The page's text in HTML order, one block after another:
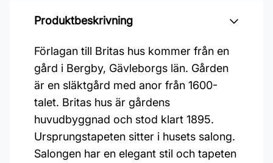
Produktbeskrivning
Förlagan till Britas hus kommer från en
gård i Bergby, Gävleborgs län. Gården
är en släktgård med anor från 1600-
talet. Britas hus är gårdens
huvudbyggnad och stod klart 1895.
Ursprungstapeten sitter i husets salong.
Salongen har en elegant stil och tapeten